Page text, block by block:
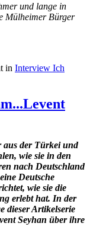
und lange in
Mülheimer Bürger
in Interview Ich
aus der Türkei und
wie sie in den
nach Deutschland
Deutsche
wie sie die
erlebt hat. In der
dieser Artikelserie
Seyhan über ihre